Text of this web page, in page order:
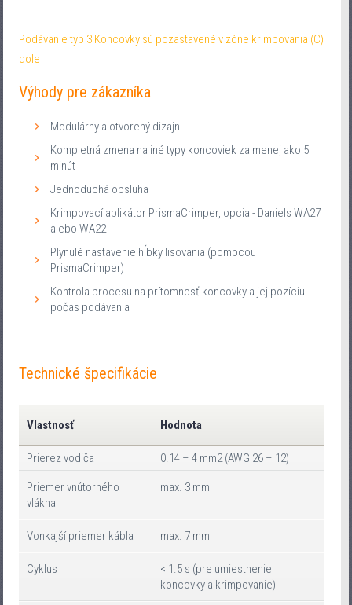
Podávanie typ 3 Koncovky sú pozastavené v zóne krimpovania (C)
dole
Výhody pre zákazníka
Modulárny a otvorený dizajn
Kompletná zmena na iné typy koncoviek za menej ako 5
minút
Jednoduchá obsluha
Krimpovací aplikátor PrismaCrimper, opcia - Daniels WA27
alebo WA22
Plynulé nastavenie hĺbky lisovania (pomocou
PrismaCrimper)
Kontrola procesu na prítomnosť koncovky a jej pozíciu
počas podávania
Technické špecifikácie
Vlastnosť Hodnota
Prierez vodiča 0.14 – 4 mm2 (AWG 26 – 12)
Priemer vnútorného
vlákna
max. 3 mm
Vonkajší priemer kábla max. 7 mm
Cyklus
< 1.5 s (pre umiestnenie
koncovky a krimpovanie)